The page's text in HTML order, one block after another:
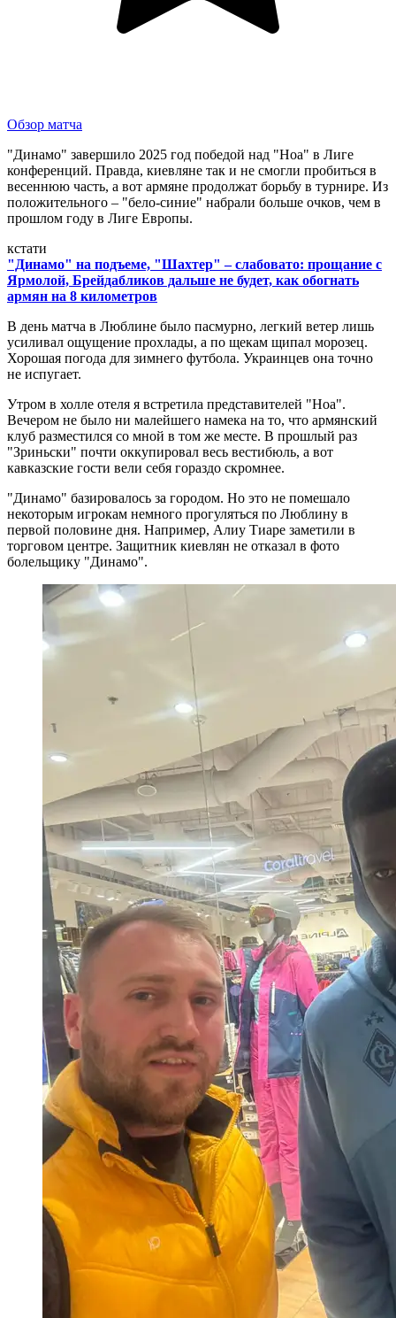
Обзор матча
"Динамо" завершило 2025 год победой над "Ноа" в Лиге
конференций. Правда, киевляне так и не смогли пробиться в
весеннюю часть, а вот армяне продолжат борьбу в турнире. Из
положительного – "бело-синие" набрали больше очков, чем в
прошлом году в Лиге Европы.
кстати
"Динамо" на подъеме, "Шахтер" – слабовато: прощание с
Ярмолой, Брейдабликов дальше не будет, как обогнать
армян на 8 километров
В день матча в Люблине было пасмурно, легкий ветер лишь
усиливал ощущение прохлады, а по щекам щипал морозец.
Хорошая погода для зимнего футбола. Украинцев она точно
не испугает.
Утром в холле отеля я встретила представителей "Ноа".
Вечером не было ни малейшего намека на то, что армянский
клуб разместился со мной в том же месте. В прошлый раз
"Зриньски" почти оккупировал весь вестибюль, а вот
кавказские гости вели себя гораздо скромнее.
"Динамо" базировалось за городом. Но это не помешало
некоторым игрокам немного прогуляться по Люблину в
первой половине дня. Например, Алиу Тиаре заметили в
торговом центре. Защитник киевлян не отказал в фото
болельщику "Динамо".